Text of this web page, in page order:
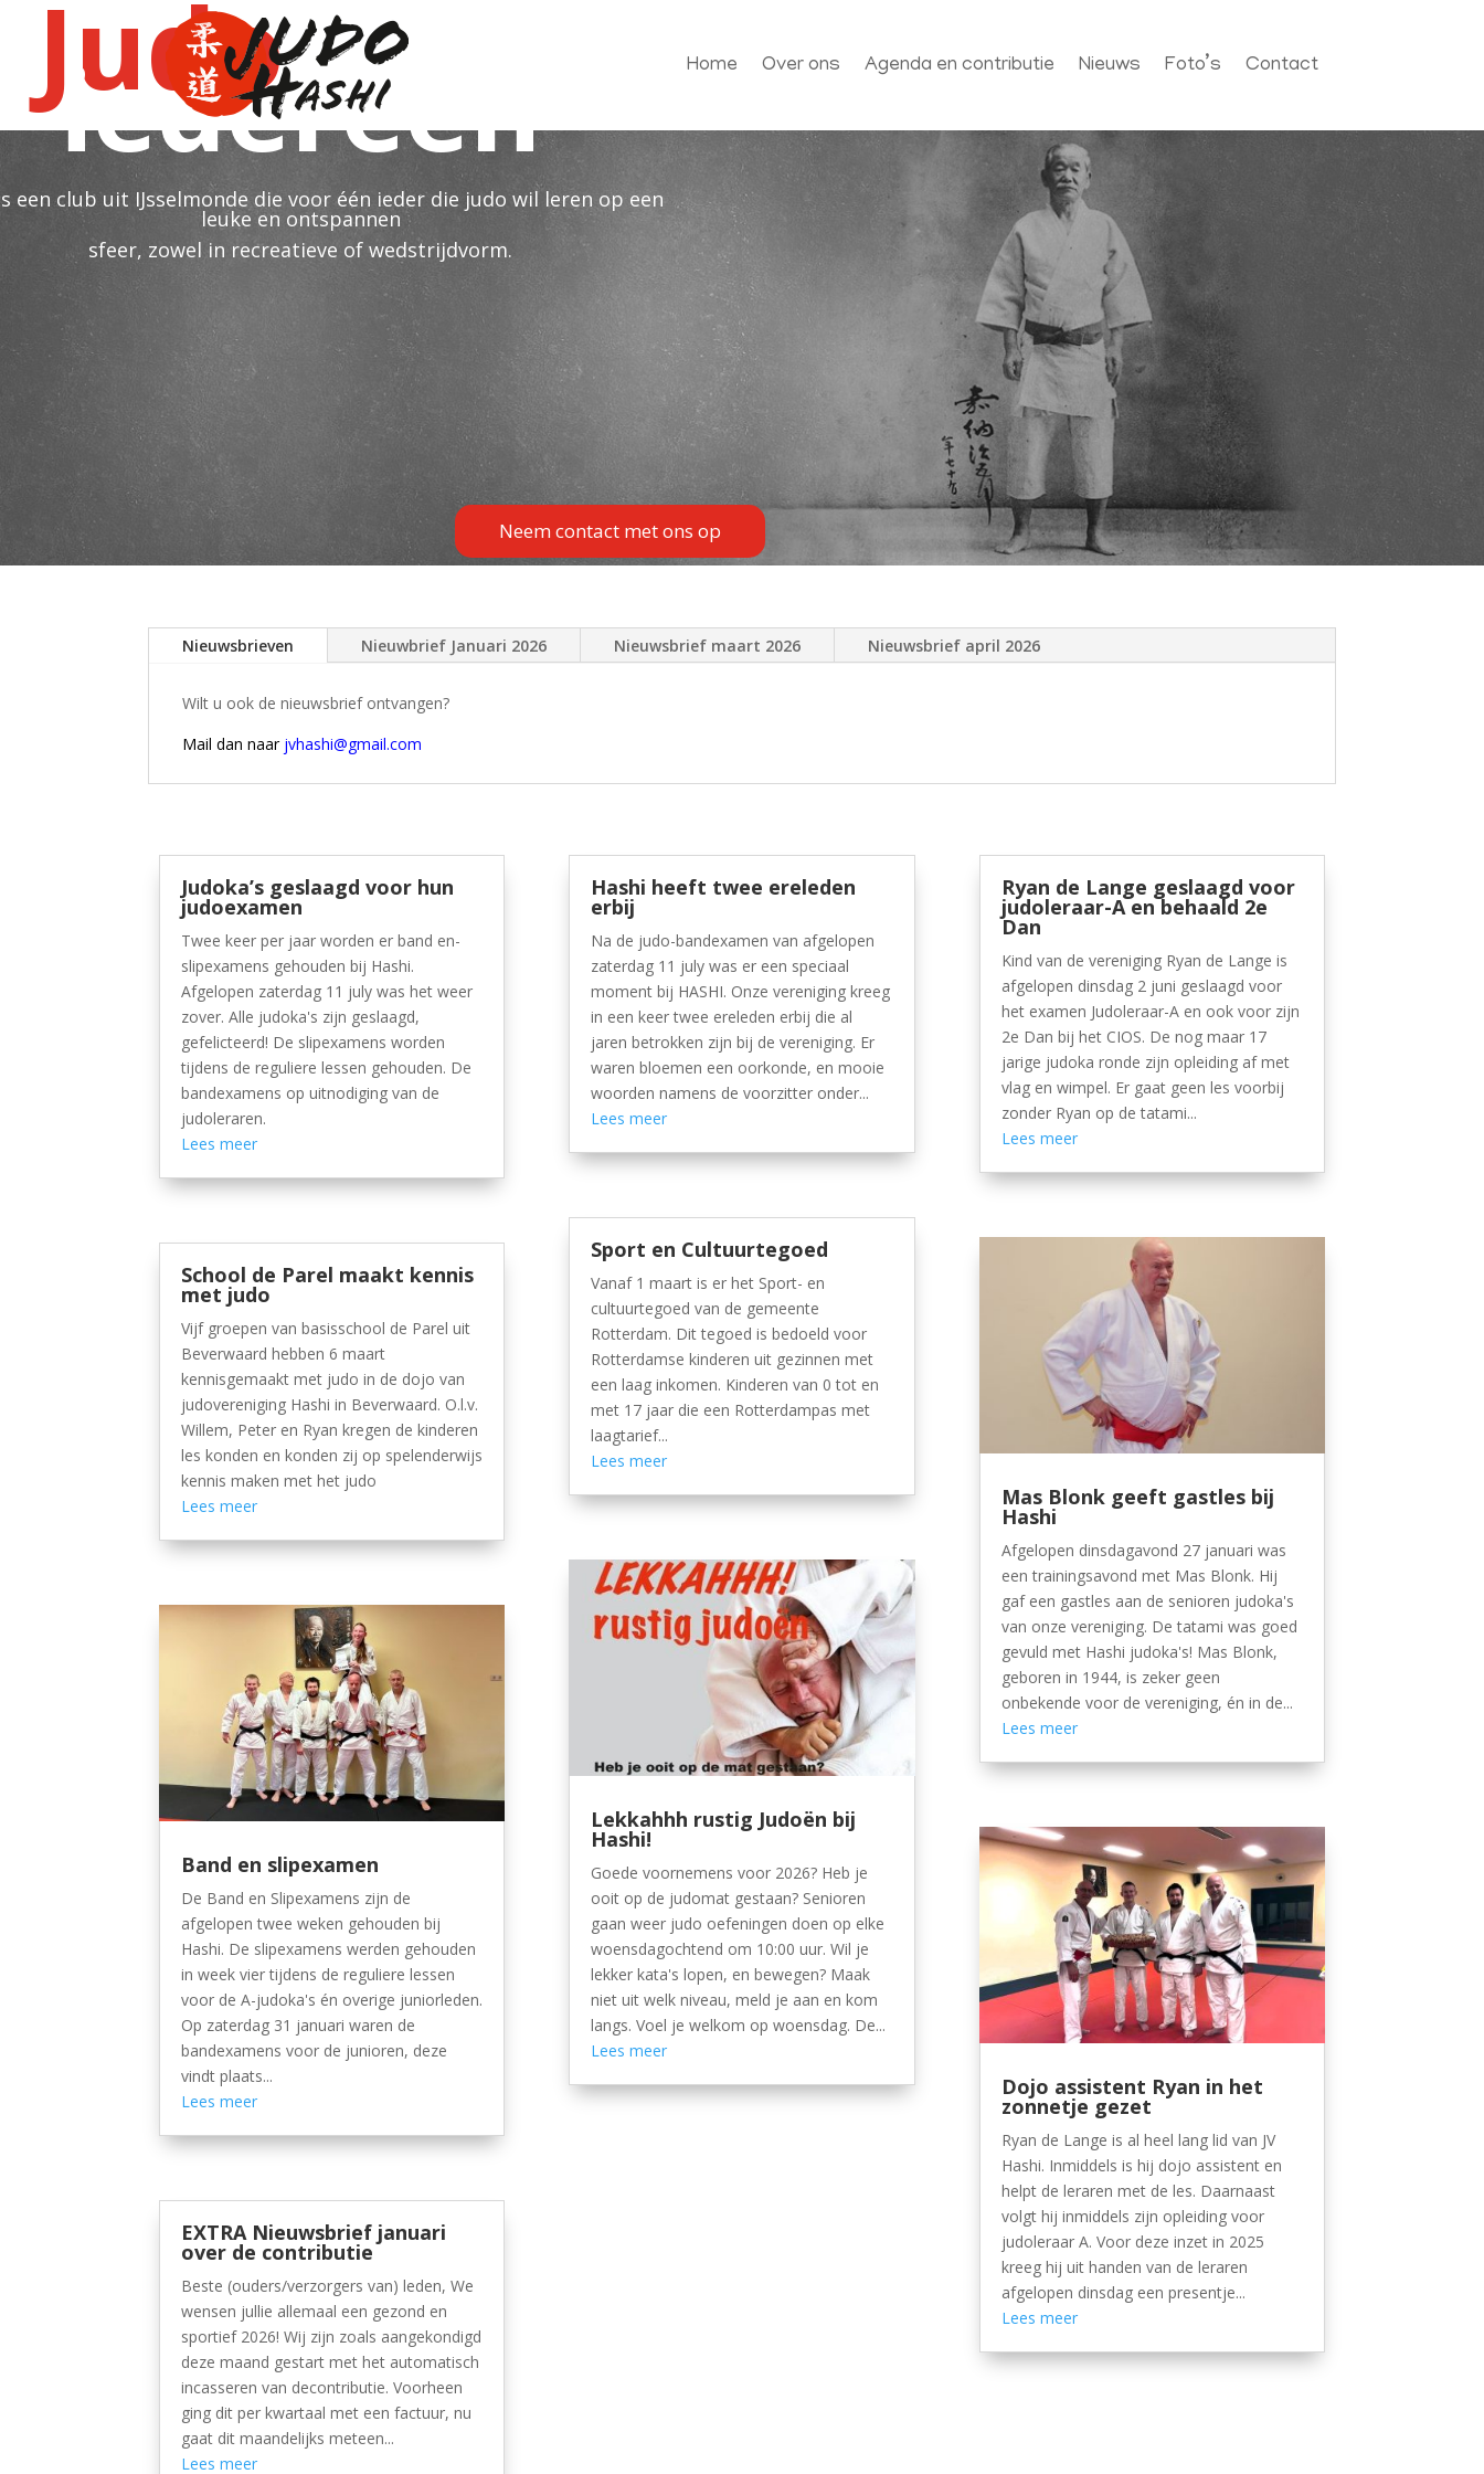
Home Over ons Agenda en contributie Nieuws Foto’s Contact
Neem contact met ons op
Judovoor
iedereen
een club uit IJsselmonde die voor één ieder die judo wil leren op een
leuke en ontspannen
sfeer, zowel in recreatieve of wedstrijdvorm.
Nieuwsbrieven Nieuwbrief Januari 2026 Nieuwsbrief maart 2026 Nieuwsbrief april 2026
Wilt u ook de nieuwsbrief ontvangen?
Mail dan naar jvhashi@gmail.com
Judoka’s geslaagd voor hun
judoexamen
Twee keer per jaar worden er band en-
slipexamens gehouden bij Hashi.
Afgelopen zaterdag 11 july was het weer
zover. Alle judoka's zijn geslaagd,
gefelicteerd! De slipexamens worden
tijdens de reguliere lessen gehouden. De
bandexamens op uitnodiging van de
judoleraren.
Lees meer
School de Parel maakt kennis
met judo
Vijf groepen van basisschool de Parel uit
Beverwaard hebben 6 maart
kennisgemaakt met judo in de dojo van
judovereniging Hashi in Beverwaard. O.l.v.
Willem, Peter en Ryan kregen de kinderen
les konden en konden zij op spelenderwijs
kennis maken met het judo
Lees meer
Band en slipexamen
De Band en Slipexamens zijn de
afgelopen twee weken gehouden bij
Hashi. De slipexamens werden gehouden
in week vier tijdens de reguliere lessen
voor de A-judoka's én overige juniorleden.
Op zaterdag 31 januari waren de
bandexamens voor de junioren, deze
vindt plaats...
Lees meer
EXTRA Nieuwsbrief januari
over de contributie
Beste (ouders/verzorgers van) leden, We
wensen jullie allemaal een gezond en
sportief 2026! Wij zijn zoals aangekondigd
deze maand gestart met het automatisch
incasseren van decontributie. Voorheen
ging dit per kwartaal met een factuur, nu
gaat dit maandelijks meteen...
Lees meer
Hashi heeft twee ereleden
erbij
Na de judo-bandexamen van afgelopen
zaterdag 11 july was er een speciaal
moment bij HASHI. Onze vereniging kreeg
in een keer twee ereleden erbij die al
jaren betrokken zijn bij de vereniging. Er
waren bloemen een oorkonde, en mooie
woorden namens de voorzitter onder...
Lees meer
Sport en Cultuurtegoed
Vanaf 1 maart is er het Sport- en
cultuurtegoed van de gemeente
Rotterdam. Dit tegoed is bedoeld voor
Rotterdamse kinderen uit gezinnen met
een laag inkomen. Kinderen van 0 tot en
met 17 jaar die een Rotterdampas met
laagtarief...
Lees meer
Lekkahhh rustig Judoën bij
Hashi!
Goede voornemens voor 2026? Heb je
ooit op de judomat gestaan? Senioren
gaan weer judo oefeningen doen op elke
woensdagochtend om 10:00 uur. Wil je
lekker kata's lopen, en bewegen? Maak
niet uit welk niveau, meld je aan en kom
langs. Voel je welkom op woensdag. De...
Lees meer
Ryan de Lange geslaagd voor
judoleraar-A en behaald 2e
Dan
Kind van de vereniging Ryan de Lange is
afgelopen dinsdag 2 juni geslaagd voor
het examen Judoleraar-A en ook voor zijn
2e Dan bij het CIOS. De nog maar 17
jarige judoka ronde zijn opleiding af met
vlag en wimpel. Er gaat geen les voorbij
zonder Ryan op de tatami...
Lees meer
Mas Blonk geeft gastles bij
Hashi
Afgelopen dinsdagavond 27 januari was
een trainingsavond met Mas Blonk. Hij
gaf een gastles aan de senioren judoka's
van onze vereniging. De tatami was goed
gevuld met Hashi judoka's! Mas Blonk,
geboren in 1944, is zeker geen
onbekende voor de vereniging, én in de...
Lees meer
Dojo assistent Ryan in het
zonnetje gezet
Ryan de Lange is al heel lang lid van JV
Hashi. Inmiddels is hij dojo assistent en
helpt de leraren met de les. Daarnaast
volgt hij inmiddels zijn opleiding voor
judoleraar A. Voor deze inzet in 2025
kreeg hij uit handen van de leraren
afgelopen dinsdag een presentje...
Lees meer